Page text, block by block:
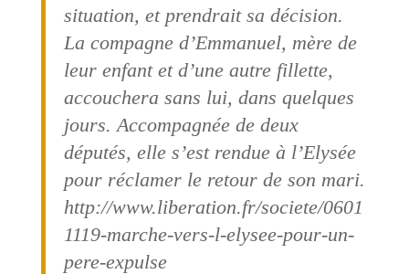
situation, et prendrait sa décision.
La compagne d’Emmanuel, mère de
leur enfant et d’une autre fillette,
accouchera sans lui, dans quelques
jours. Accompagnée de deux
députés, elle s’est rendue à l’Elysée
pour réclamer le retour de son mari.
http://www.liberation.fr/societe/0601
1119-marche-vers-l-elysee-pour-un-
pere-expulse